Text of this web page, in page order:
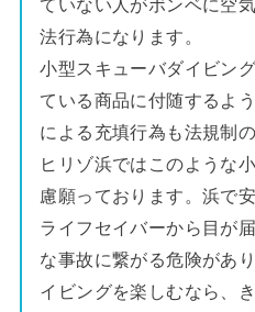
ていない人がボンベに空
法行為になります。
小型スキューバダイビン
ている商品に付随するよ
による充填行為も法規制の
ヒリゾ浜ではこのような
慮願っております。浜で
ライフセイバーから目が
な事故に繋がる危険があ
イビングを楽しむなら、